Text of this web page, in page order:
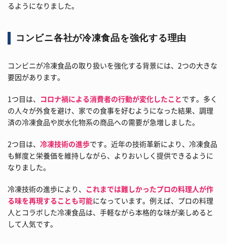
るようになりました。
コンビニ各社が冷凍食品を強化する理由
コンビニが冷凍食品の取り扱いを強化する背景には、2つの大きな
要因があります。
1つ目は、 コロナ禍による消費者の行動が変化したことです。多く
の人々が外食を避け、家での食事を好むようになった結果、調理
済の冷凍食品や炭水化物系の商品への需要が急増しました。
2つ目は、 冷凍技術の進歩です。近年の技術革新により、冷凍食品
も鮮度と栄養価を維持しながら、よりおいしく提供できるように
なりました。
冷凍技術の進歩により、 これまでは難しかったプロの料理人が作
る味を再現することも可能になっています。例えば、プロの料理
人とコラボした冷凍食品は、手軽ながら本格的な味が楽しめると
して人気です。